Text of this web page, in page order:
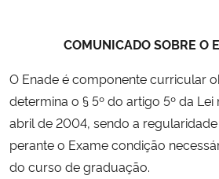
Ministério do Meio Ambiente
Ministério do Turismo
Ministério do Desenvolvimento Regional
COMUNICADO SOBRE O
O Enade é componente curricular
determina o § 5º do artigo 5º da Lei
abril de 2004, sendo a
perante o Exame condição
do curso de graduação.